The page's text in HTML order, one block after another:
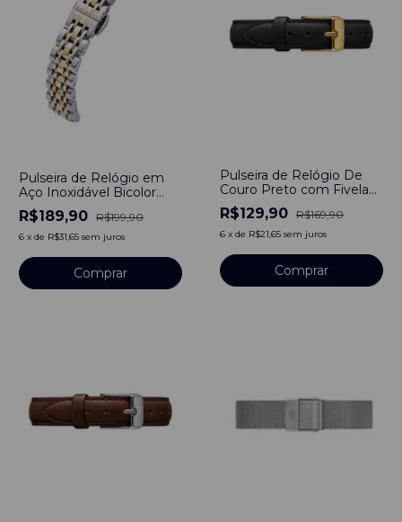
Pulseira de Relógio em
Aço Inoxidável Bicolor
18mm com engate
rápido
R$189,90 R$199,90
6 x de R$31,65 sem juros
Comprar
Pulseira de Relógio De
Couro Preto com Fivela
em Aço Inoxidável 18mm
R$129,90 R$169,90
6 x de R$21,65 sem juros
Comprar